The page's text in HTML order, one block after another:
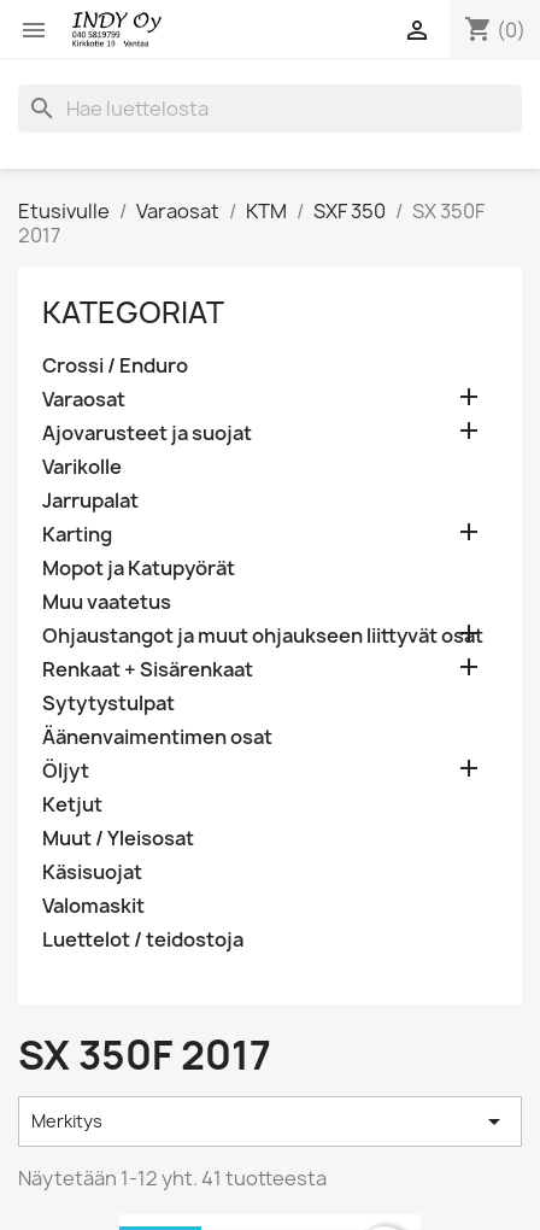
 shopping_cart (0)

search
Etusivulle Varaosat KTM SXF 350
SX 350F
2017
KATEGORIAT
Crossi / Enduro
Varaosat

Ajovarusteet ja suojat 
Varikolle
Jarrupalat
Karting

Mopot ja Katupyörät
Muu vaatetus
Ohjaustangot ja muut ohjaukseen liittyvät osat

Renkaat + Sisärenkaat 
Sytytystulpat
Äänenvaimentimen osat
Öljyt

Ketjut
Muut / Yleisosat
Käsisuojat
Valomaskit
Luettelot / teidostoja
SX 350F 2017
Merkitys 
Näytetään 1-12 yht. 41 tuotteesta